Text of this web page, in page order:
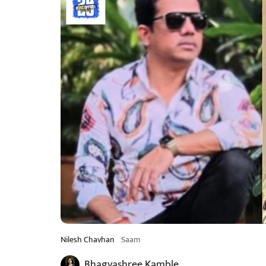
Nilesh Chavhan Saam